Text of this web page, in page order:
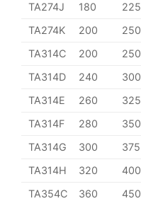
TA274J
180 225
TA274K
200 250
TA314C
200 250
TA314D
240 300
TA314E
260 325
TA314F
280 350
TA314G
300 375
TA314H
320 400
TA354C
360 450